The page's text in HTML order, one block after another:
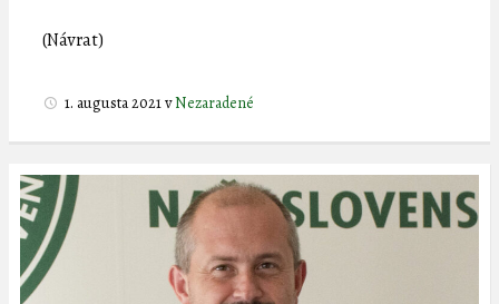
(Návrat)
1. augusta 2021vNezaradené